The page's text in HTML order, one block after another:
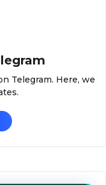
Telegram. Here, we